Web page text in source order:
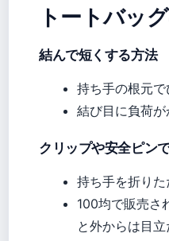
トートバッ
結んで短くする方法
持ち手の根元
結び目に負荷
クリップや安全ピン
持ち手を折り
100均で販売さ
と外からは目